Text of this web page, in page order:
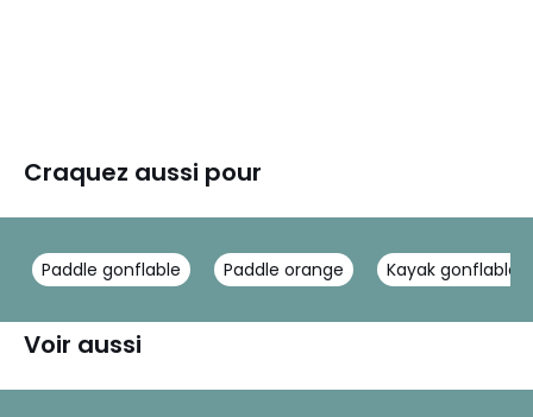
Craquez aussi pour
Paddle gonflable Paddle orange Kayak gonflable
Voir aussi